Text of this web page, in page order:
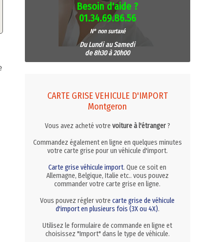
Besoin d'aide ?
01.34.69.86.56
N° non surtaxé
Du Lundi au Samedi
de 8h30 à 20h00
CARTE GRISE VEHICULE D'IMPORT
Montgeron
Vous avez acheté votre voiture à l'étranger?
Commandez également en ligne en quelques minutes
votre carte grise pour un véhicule d'import.
Carte grise véhicule import. Que ce soit en
Allemagne, Belgique, Italie etc.. vous pouvez
commander votre carte grise en ligne.
Vous pouvez régler votrecarte grise de véhicule
d'import en plusieurs fois (3X ou 4X).
Utilisez le formulaire de commande en ligne et
choisissez "Import" dans le type de véhicule.